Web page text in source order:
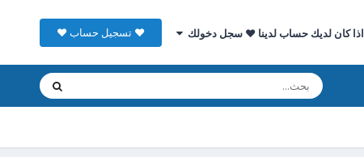
اذا كان لديك حساب لدينا ♥ سجل دخولك ♥ تسجيل حساب ♥